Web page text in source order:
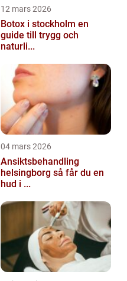
12 mars 2026
Botox i stockholm en
guide till trygg och
naturli...
04 mars 2026
Ansiktsbehandling
helsingborg så får du en
hud i ...